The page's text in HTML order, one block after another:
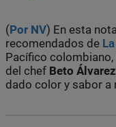
(Por NV) En esta
recomendados de
Pacífico
del chef Beto Álvarez
dado color y sabor a